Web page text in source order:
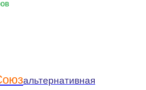
альтернативная